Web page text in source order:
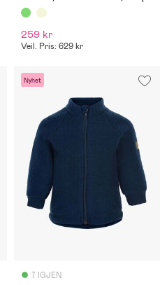
Depths
259 kr
Veil. Pris: 629 kr
Nyhet
7 IGJEN